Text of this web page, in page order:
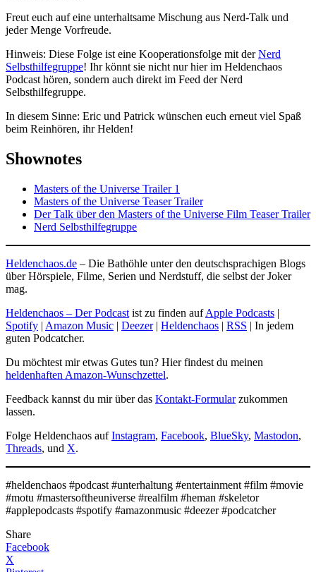
Freut euch auf eine unterhaltsame Mischung aus Nerd-Talk und
jeder Menge Vorfreude.
Hinweis: Diese Folge ist eine Kooperationsfolge mit derNerd
Selbsthilfegruppe! Ihr könnt sie nicht nur hier im Heldenchaos
Podcast hören, sondern auch direkt im Feed der Nerd
Selbsthilfegruppe.
In diesem Sinne: Eric und Patrick wünschen euch erneut viel Spaß
beim Reinhören, ihr Helden!
Shownotes
Masters of the Universe Trailer 1
Masters of the Universe Teaser Trailer
Der Talk über den Masters of the Universe Film Teaser Trailer
Nerd Selbsthilfegruppe
Heldenchaos.de – Die Bathöhle unter den deutschsprachigen Blogs
über Hörspiele, Filme, Serien und Nerdstuff, die selbst der Joker
mag.
Heldenchaos – Der Podcast ist zu finden aufApple Podcasts |
Spotify | Amazon Music | Deezer| Heldenchaos | RSS | In jedem
guten Podcatcher.
Du möchtest mir etwas Gutes tun? Hier findest du meinen
heldenhaften Amazon-Wunschzettel.
Feedback kannst du mir über das Kontakt-Formularzukommen
lassen.
Folge Heldenchaos aufInstagram, Facebook, BlueSky, Mastodon,
Threads, und X.
#heldenchaos #podcast #unterhaltung #entertainment #film #movie
#motu #mastersoftheuniverse #realfilm #heman #skeletor
#applepodcasts #spotify #amazonmusic #deezer #podcatcher
Share
Facebook
X